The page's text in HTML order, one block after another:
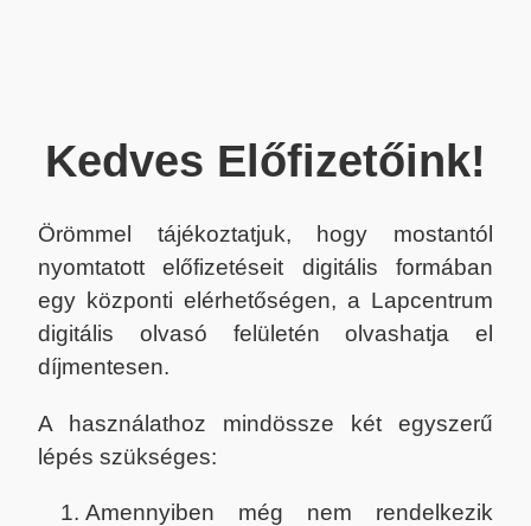
Kedves Előfizetőink!
Örömmel tájékoztatjuk, hogy mostantól
nyomtatott előfizetéseit digitális formában
egy központi elérhetőségen, a Lapcentrum
digitális olvasó felületén olvashatja el
díjmentesen.
A használathoz mindössze két egyszerű
lépés szükséges:
Amennyiben még nem rendelkezik